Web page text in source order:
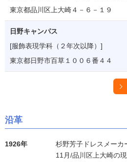
東京都品川区上大崎４－６－１９
日野キャンパス
[服飾表現学科（２年次以降）]
東京都日野市百草１００６番４４
沿革
1926年
杉野芳子ドレスメーカ
11月/品川区上大崎の